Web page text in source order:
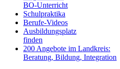
BO-Unterricht
Schulpraktika
Berufe-Videos
Ausbildungsplatz
finden
200 Angebote im Landkreis:
Beratung, Bildung, Integration